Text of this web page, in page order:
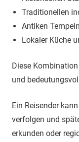
Traditionellen
Antiken
Lokaler Küche
Diese
und
Ein Reisender
verfolgen und
erkunden oder